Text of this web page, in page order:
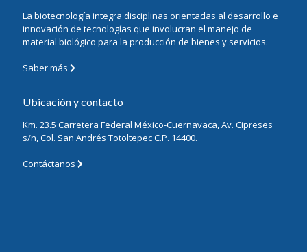
La biotecnología integra disciplinas orientadas al desarrollo e
innovación de tecnologías que involucran el manejo de
material biológico para la producción de bienes y servicios.
Saber más
Ubicación y contacto
Km. 23.5 Carretera Federal México-Cuernavaca, Av. Cipreses
s/n, Col. San Andrés Totoltepec C.P. 14400.
Contáctanos